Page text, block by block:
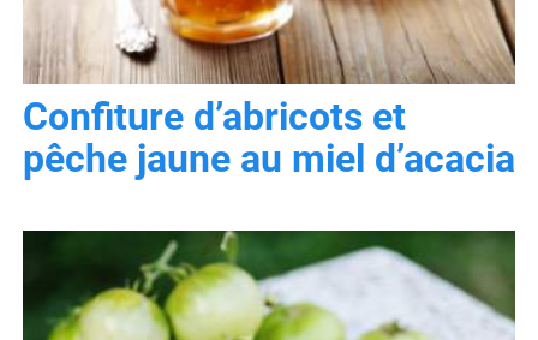
Confiture d’abricots et
pêche jaune au miel d’acacia